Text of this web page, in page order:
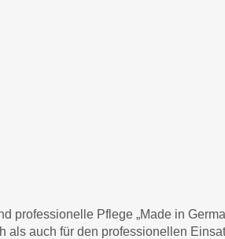
professionelle Pflege „Made in
auch für den professionellen